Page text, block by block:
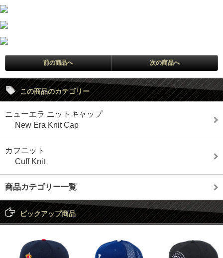
前の商品へ 次の商品へ
この商品のカテゴリー
ニューエラ ニットキャップ
New Era Knit Cap
カフニット
Cuff Knit
商品カテゴリー一覧
ピックアップ商品